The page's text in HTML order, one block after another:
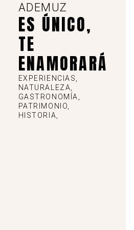
ADEMUZ
ES ÚNICO,
TE
ENAMORARÁ
EXPERIENCIAS,
NATURALEZA,
GASTRONOMÍA,
PATRIMONIO,
HISTORIA,